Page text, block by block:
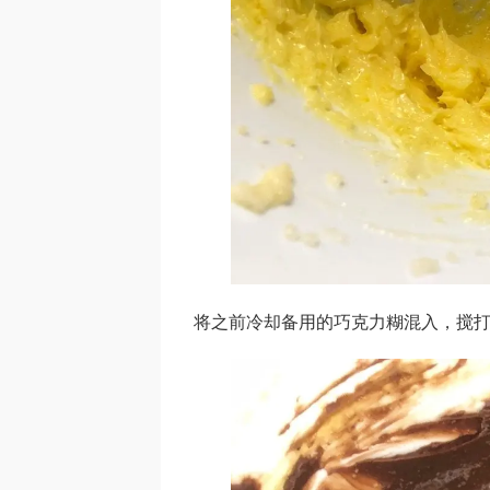
将之前冷却备用的巧克力糊混入，搅